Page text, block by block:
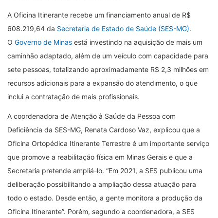
A Oficina Itinerante recebe um financiamento anual de R$
608.219,64 da Secretaria de Estado de Saúde (SES-MG).
O Governo de Minas está investindo na aquisição de mais um
caminhão adaptado, além de um veículo com capacidade para
sete pessoas, totalizando aproximadamente R$ 2,3 milhões em
recursos adicionais para a expansão do atendimento, o que
inclui a contratação de mais profissionais.
A coordenadora de Atenção à Saúde da Pessoa com
Deficiência da SES-MG, Renata Cardoso Vaz, explicou que a
Oficina Ortopédica Itinerante Terrestre é um importante serviço
que promove a reabilitação física em Minas Gerais e que a
Secretaria pretende ampliá-lo. “Em 2021, a SES publicou uma
deliberação possibilitando a ampliação dessa atuação para
todo o estado. Desde então, a gente monitora a produção da
Oficina Itinerante”. Porém, segundo a coordenadora, a SES